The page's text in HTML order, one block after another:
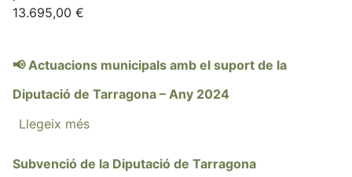
13.695,00 €
📢 Actuacions municipals amb el suport de la
Diputació de Tarragona – Any 2024
Llegeix més
Actuacions
Subvenció de la Diputació de Tarragona